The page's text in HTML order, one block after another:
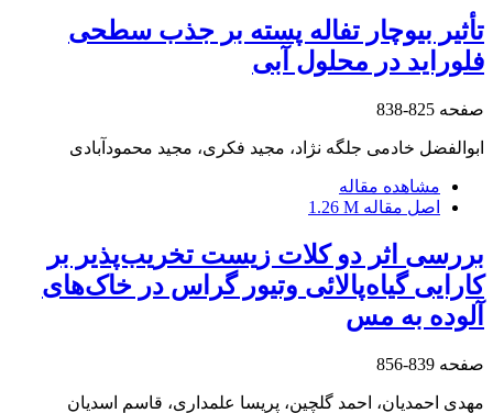
تأثیر بیوچار تفاله پسته بر جذب سطحی
فلوراید در محلول آبی
صفحه 825-838
ابوالفضل خادمی جلگه نژاد، مجید فکری، مجید محمودآبادی
مشاهده مقاله
اصل مقاله 1.26 M
بررسی اثر دو کلات زیست تخریب‌پذیر بر
کارایی گیاه‌پالائی وتیور گراس در خاک‌های
آلوده به مس
صفحه 839-856
مهدی احمدیان، احمد گلچین، پریسا علمداری، قاسم اسدیان